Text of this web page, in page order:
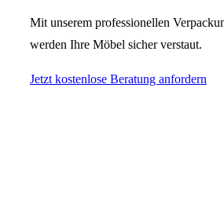
Mit unserem professionellen
werden Ihre Möbel sicher verstaut.
Jetzt kostenlose Beratung anfordern